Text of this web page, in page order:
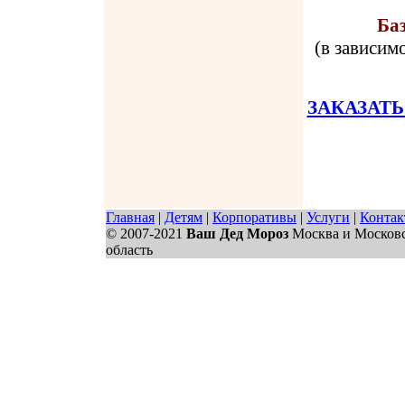
(в
ЗАКАЗАТЬ
Главная | Детям | Корпоративы | Услуги |
© 2007-2021 Ваш Дед Мороз Москва и
область